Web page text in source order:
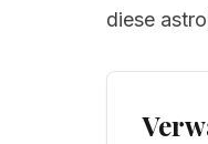
diese